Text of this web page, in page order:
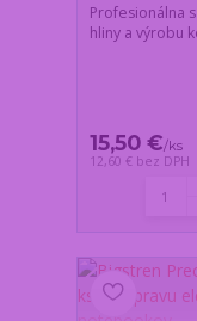
Profesionálna
hliny a výrobu
15,50 €/ks
12,60 € bez DPH